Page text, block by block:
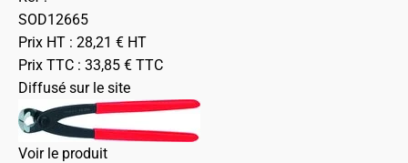
SOD12665
Prix HT : 28,21 € HT
Prix TTC : 33,85 € TTC
Diffusé sur le site
Voir le produit